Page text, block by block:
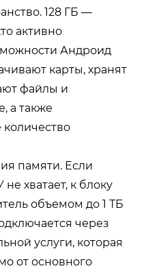
128 ГБ —
активно
Андроид
карты, хранят
файлы и
а также
памяти. Если
хватает, к блоку
объемом до 1 ТБ
через
услуги, которая
от основного